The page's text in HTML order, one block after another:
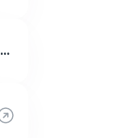
Xbox Network